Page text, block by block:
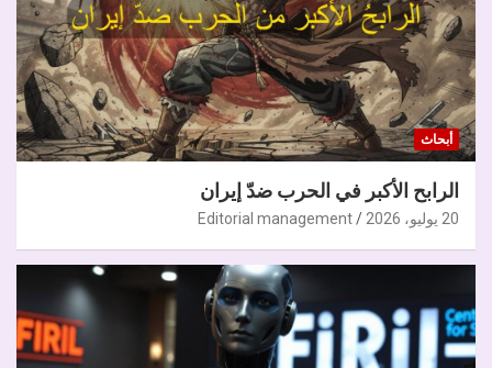
أبحاث
الرابح الأكبر في الحرب ضدّ إيران
20 يوليو، 2026 Editorial management